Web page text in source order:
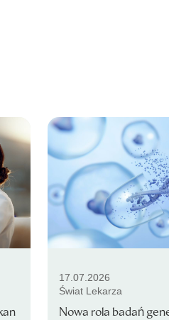
17.07.2026
Świat Lekarza
Nowa rola badań